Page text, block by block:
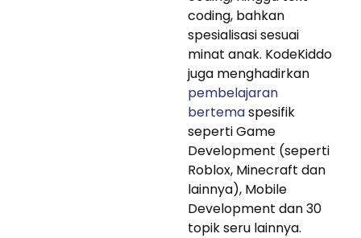
coding, bahkan
spesialisasi sesuai
minat anak. KodeKiddo
juga menghadirkan
pembelajaran
bertemaspesifik
seperti Game
Development (seperti
Roblox, Minecraft dan
lainnya), Mobile
Development dan 30
topik seru lainnya.